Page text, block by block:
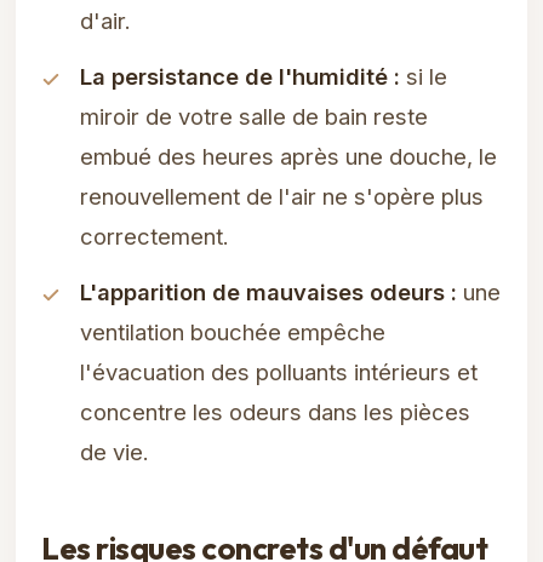
d'air.
La persistance de l'humidité : si le
miroir de votre salle de bain reste
embué des heures après une douche, le
renouvellement de l'air ne s'opère plus
correctement.
L'apparition de mauvaises odeurs : une
ventilation bouchée empêche
l'évacuation des polluants intérieurs et
concentre les odeurs dans les pièces
de vie.
Les risques concrets d'un défaut